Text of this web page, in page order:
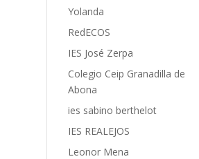
Yolanda
RedECOS
IES José Zerpa
Colegio Ceip Granadilla de
Abona
ies sabino berthelot
IES REALEJOS
Leonor Mena